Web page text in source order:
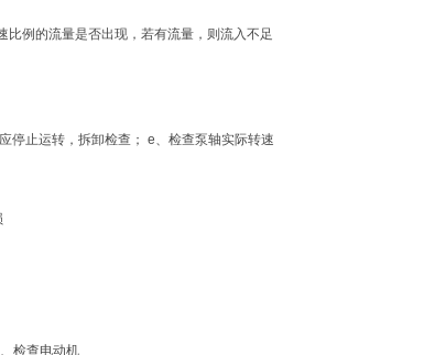
例的流量是否出现，若有流量，则流入不足
停止运转，拆卸检查； e、检查泵轴实际转速
检查电动机